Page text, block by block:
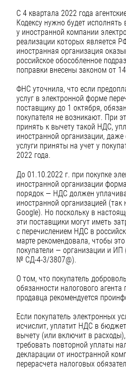
С 4 квартала 2022 года
Кодексу нужно будет
у иностранной компании
реализации которых является
иностранная организация
российское обособленное
поправки внесены законом от
ФНС уточнила, что если
услуг в электронной форме
поставщику до 1 октября,
покупателя не возникают. При
принять к вычету такой НДС,
иностранной организации,
услуги приняты на учет у
2022 года.
До 01.10.2022 г. при покупке
иностранной организации
порядок — НДС должен
иностранной организацией
Google). Но поскольку в
эти поставщики могут иметь
с перечислением НДС в
марте рекомендовала, чтобы
покупатели — организации и ИП
№ СД-4-3/3807@).
О том, что покупатель
обязанности налогового
продавца рекомендуется
Если покупатель электронных
исчислит, уплатит НДС в
вычету (или включит в
требовать повторной уплаты
декларации от иностранной
перерасчета налоговых